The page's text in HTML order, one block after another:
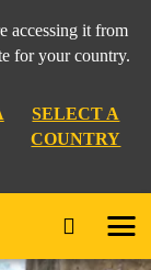
accessing it from
for your country.
SELECT A
COUNTRY